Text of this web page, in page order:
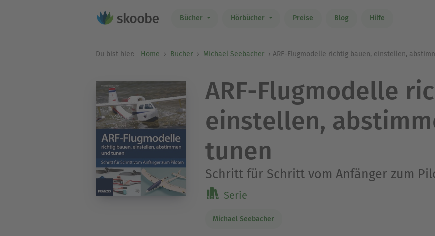
Bücher Hörbücher Preise Blog Hilfe
Du bist hier: Home Bücher Michael Seebacher ARF-Flugmodelle richtig bauen, einstellen,
ARF-Flugmodelle
einstellen,
tunen
Schritt für Schritt vom Anfänger zum
Serie
Michael Seebacher